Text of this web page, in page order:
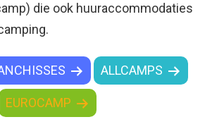
die ook huuraccommodaties
ALLCAMPS
EUROCAMP